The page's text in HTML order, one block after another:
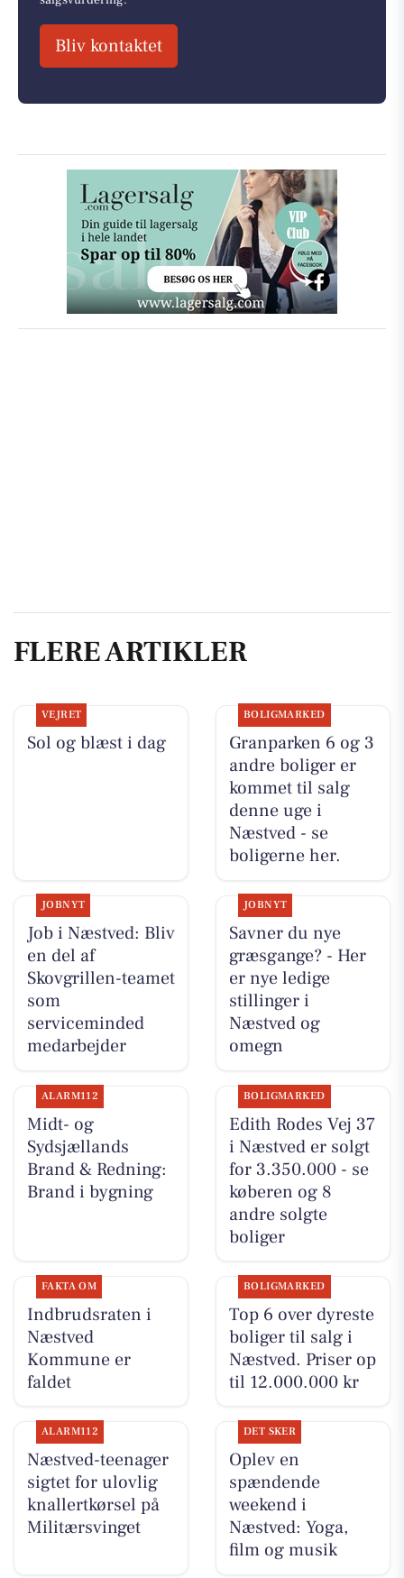
Bliv kontaktet
FLERE ARTIKLER
VEJRET
Sol og blæst i dag
BOLIGMARKED
Granparken 6 og 3
andre boliger er
kommet til salg
denne uge i
Næstved - se
boligerne her.
JOBNYT
Job i Næstved: Bliv
en del af
Skovgrillen-teamet
som
serviceminded
medarbejder
JOBNYT
Savner du nye
græsgange? - Her
er nye ledige
stillinger i
Næstved og
omegn
ALARM112
Midt- og
Sydsjællands
Brand & Redning:
Brand i bygning
BOLIGMARKED
Edith Rodes Vej 37
i Næstved er solgt
for 3.350.000 - se
køberen og 8
andre solgte
boliger
FAKTA OM
Indbrudsraten i
Næstved
Kommune er
faldet
BOLIGMARKED
Top 6 over dyreste
boliger til salg i
Næstved. Priser op
til 12.000.000 kr
ALARM112
Næstved-teenager
sigtet for ulovlig
knallertkørsel på
Militærsvinget
DET SKER
Oplev en
spændende
weekend i
Næstved: Yoga,
film og musik